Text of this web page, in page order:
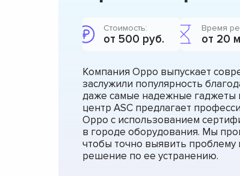
Стоимость:
от 500 руб.
Время
от 20
Компания Oppo выпускает
заслужили популярность
даже самые надежные гаджеты
центр ASC предлагает
Oppo с использованием
в городе оборудования. Мы
чтобы точно выявить
решение по ее устранению.